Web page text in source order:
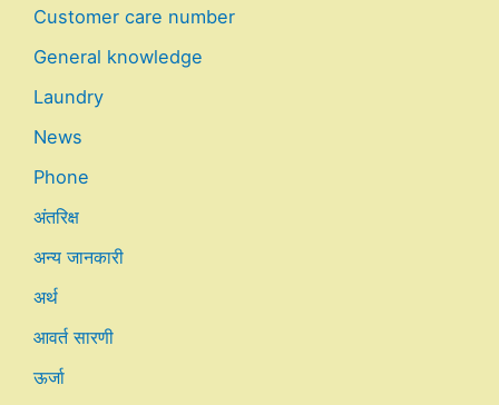
Customer care number
General knowledge
Laundry
News
Phone
अंतरिक्ष
अन्य जानकारी
अर्थ
आवर्त सारणी
ऊर्जा